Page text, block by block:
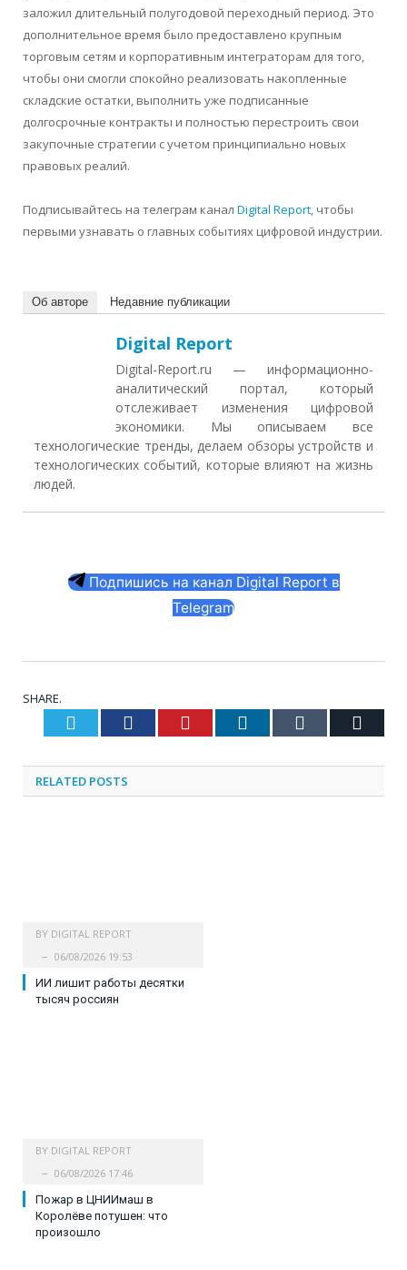
заложил длительный полугодовой переходный период. Это
дополнительное время было предоставлено крупным
торговым сетям и корпоративным интеграторам для того,
чтобы они смогли спокойно реализовать накопленные
складские остатки, выполнить уже подписанные
долгосрочные контракты и полностью перестроить свои
закупочные стратегии с учетом принципиально новых
правовых реалий.
Подписывайтесь на телеграм канал Digital Report, чтобы
первыми узнавать о главных событиях цифровой индустрии.
Об авторе Недавние публикации
Digital Report
Digital-Report.ru — информационно-
аналитический портал, который
отслеживает изменения цифровой
экономики. Мы описываем все
технологические тренды, делаем обзоры устройств и
технологических событий, которые влияют на жизнь
людей.
Подпишись на канал Digital Report в
Telegram
SHARE.
Twitter Facebook Pinterest LinkedIn Tumblr
RELATED POSTS
BY DIGITAL REPORT
06/08/2026 19:53
ИИ лишит работы десятки
тысяч россиян
BY DIGITAL REPORT
06/08/2026 17:46
Пожар в ЦНИИмаш в
Королёве потушен: что
произошло